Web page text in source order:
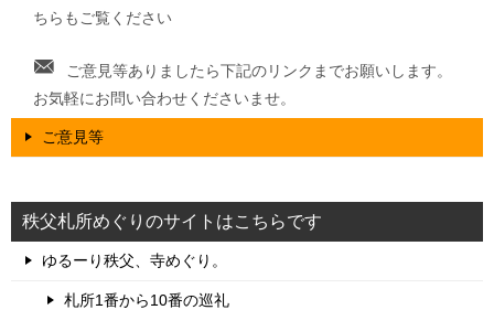
ちらもご覧ください
ご意見等ありましたら下記のリンクまでお願いします。
お気軽にお問い合わせくださいませ。
ご意見等
秩父札所めぐりのサイトはこちらです
ゆるーり秩父、寺めぐり。
札所1番から10番の巡礼